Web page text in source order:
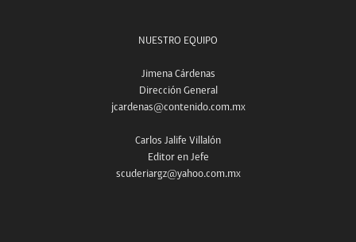
NUESTRO EQUIPO
Jimena Cárdenas
Dirección General
jcardenas@contenido.com.mx
Carlos Jalife Villalón
Editor en Jefe
scuderiargz@yahoo.com.mx